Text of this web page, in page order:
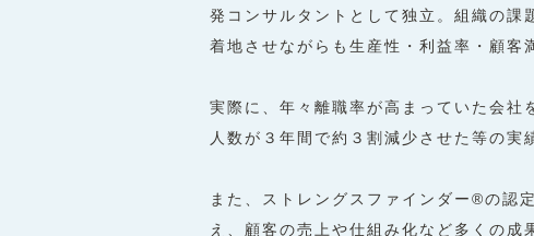
発コンサルタントとして独⽴。組織の課
着地させながらも⽣産性・利益率・顧客
実際に、年々離職率が⾼まっていた会
⼈数が３年間で約３割減少させた等の実
また、ストレングスファインダー®の認
え、顧客の売上や仕組み化など多くの成